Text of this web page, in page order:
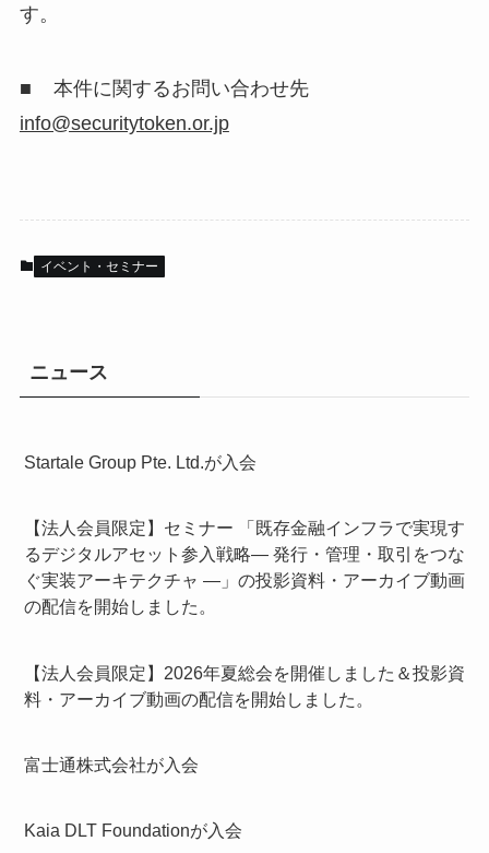
す。
■ 本件に関するお問い合わせ先
info@securitytoken.or.jp
イベント・セミナー
ニュース
Startale Group Pte. Ltd.が入会
【法人会員限定】セミナー 「既存金融インフラで実現す
るデジタルアセット参入戦略― 発行・管理・取引をつな
ぐ実装アーキテクチャ ―」の投影資料・アーカイブ動画
の配信を開始しました。
【法人会員限定】2026年夏総会を開催しました＆投影資
料・アーカイブ動画の配信を開始しました。
富士通株式会社が入会
Kaia DLT Foundationが入会